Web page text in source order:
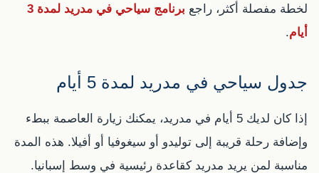
لخطة مفصلة أكثر، راجع
برنامج سياحي في مدريد لمدة 3
أيام.
جدول سياحي في مدريد لمدة 5 أيام
إذا كان لديك 5 أيام في مدريد، يمكنك زيارة العاصمة ببطء
وإضافة رحلة قريبة إلى توليدو أو سيغوفيا أو أفيلا. هذه المدة
مناسبة لمن يريد مدريد كقاعدة رئيسية في وسط إسبانيا.